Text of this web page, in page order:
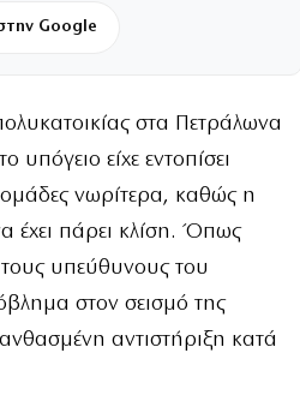
Google
στα Πετράλωνα
είχε εντοπίσει
νωρίτερα, καθώς η
έχει πάρει κλίση. Όπως
τους υπεύθυνους του
στον σεισμό της
αντιστήριξη κατά